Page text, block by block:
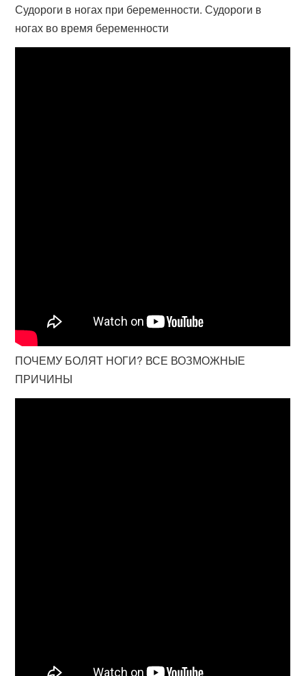
Судороги в ногах при беременности. Судороги в
ногах во время беременности
ПОЧЕМУ БОЛЯТ НОГИ? ВСЕ ВОЗМОЖНЫЕ
ПРИЧИНЫ